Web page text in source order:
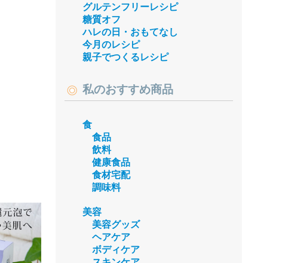
グルテンフリーレシピ
糖質オフ
ハレの日・おもてなし
今月のレシピ
親子でつくるレシピ
私のおすすめ商品
食
食品
飲料
健康食品
食材宅配
調味料
美容
美容グッズ
ヘアケア
ボディケア